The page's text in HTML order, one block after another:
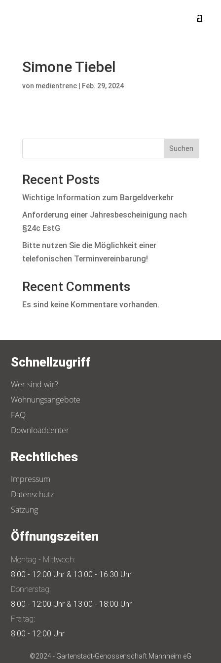
Simone Tiebel
von medientrenc| Feb. 29, 2024
Suchen
Recent Posts
Wichtige Information zum Bargeldverkehr
Anforderung einer Jahresbescheinigung nach
§24c EstG
Bitte nutzen Sie die Möglichkeit einer
telefonischen Terminvereinbarung!
Recent Comments
Es sind keine Kommentare vorhanden.
Schnellzugriff
Wer sind wir?
Wohnungsangebote
FAQ
Downloadcenter
Rechtliches
Impressum
Datenschutz
Satzung
Öffnungszeiten
Montag - Mittwoch:
8:00 - 12:00 Uhr & 13:00 - 16:30 Uhr
Donnerstag:
8:00 - 12:00 Uhr & 13:00 - 18:00 Uhr
Freitag:
8:00 - 12:00 Uhr
©2024 - Gartenstadt-Genossenschaft Mannheim eG